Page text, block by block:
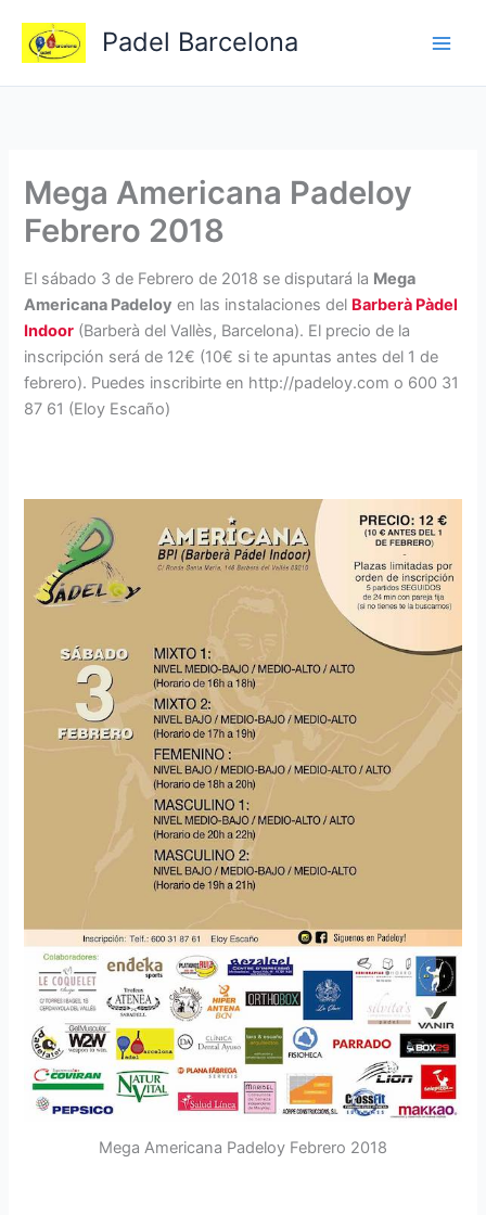
contenido
Padel Barcelona
Mega Americana Padeloy
Febrero 2018
El sábado 3 de Febrero de 2018 se disputará la Mega
Americana Padeloy en las instalaciones del Barberà Pàdel
Indoor (Barberà del Vallès, Barcelona). El precio de la
inscripción será de 12€ (10€ si te apuntas antes del 1 de
febrero). Puedes inscribirte en http://padeloy.com o 600 31
87 61 (Eloy Escaño)
Mega Americana Padeloy Febrero 2018